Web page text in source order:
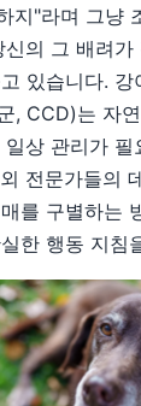
지"라며 그냥
신의 그 배려가
있습니다. 강
, CCD)는 자
상 관리가 필
전문가들의
를 구별하는
한 행동 지침